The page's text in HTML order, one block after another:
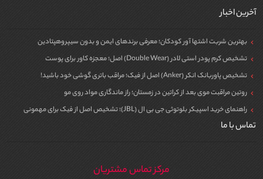
آخرین اخبار
بهترین شربت اشتها آور کودکان؛ معرفی برندهای ایمن و بدون سیپروهپتادین
تشخیص کرم پودر استی لادر (Double Wear) اصل؛ معجزه کاور برای پوست
تشخیص پاوربانک انکر (Anker) اصل از فیک؛ مراقب باتری گوشی خود باشید!
روتین مراقبت موی بعد از کراتین در زمستان؛ راز ماندگاری مواد روی مو
راهنمای خرید اسپیکر بلوتوثی جی بی ال (JBL)؛ تشخیص اصل از فیک برای مهمونی
تماس با ما
مرکز تماس مشتریان